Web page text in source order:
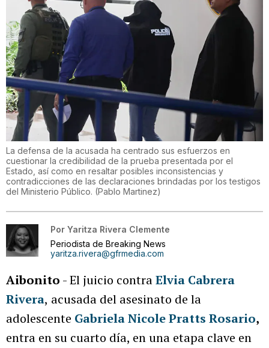
La defensa de la acusada ha centrado sus esfuerzos en
cuestionar la credibilidad de la prueba presentada por el
Estado, así como en resaltar posibles inconsistencias y
contradicciones de las declaraciones brindadas por los testigos
del Ministerio Público. (Pablo Martinez)
Por Yaritza Rivera Clemente
Periodista de Breaking News
yaritza.rivera@gfrmedia.com
Aibonito - El juicio contraElvia Cabrera
Rivera, acusada del asesinato de la
adolescente Gabriela Nicole Pratts Rosario,
entra en su cuarto día, en una etapa clave en